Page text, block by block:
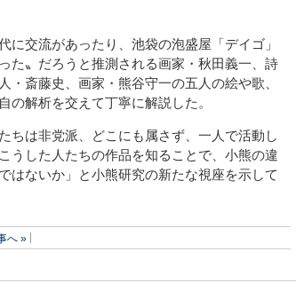
交流があったり、池袋の泡盛屋「デイゴ」
た〟だろうと推測される画家・秋田義一、詩
・斎藤史、画家・熊谷守一の五人の絵や歌、
の解析を交えて丁寧に解説した。
は非党派、どこにも属さず、一人で活動し
うした人たちの作品を知ることで、小熊の違
はないか」と小熊研究の新たな視座を示して
へ »